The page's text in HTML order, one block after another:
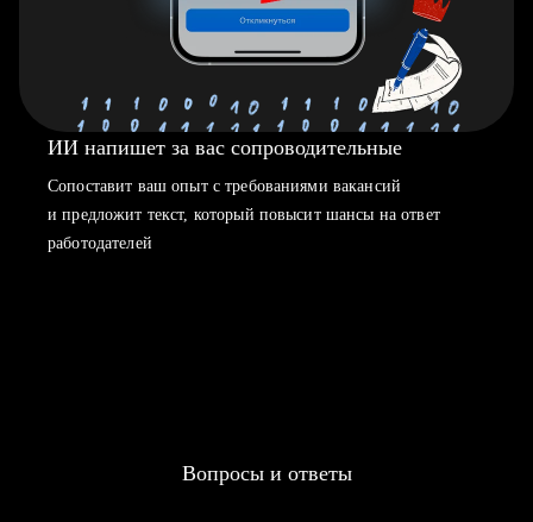
ИИ напишет за вас сопроводительные
Сопоставит ваш опыт с требованиями вакансий
и предложит текст, который повысит шансы на ответ
работодателей
Вопросы и ответы